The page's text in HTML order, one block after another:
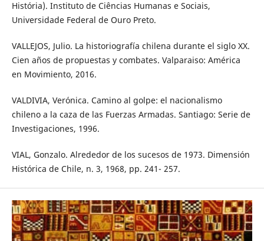
História). Instituto de Ciências Humanas e Sociais,
Universidade Federal de Ouro Preto.
VALLEJOS, Julio. La historiografía chilena durante el siglo XX.
Cien años de propuestas y combates. Valparaiso: América
en Movimiento, 2016.
VALDIVIA, Verónica. Camino al golpe: el nacionalismo
chileno a la caza de las Fuerzas Armadas. Santiago: Serie de
Investigaciones, 1996.
VIAL, Gonzalo. Alrededor de los sucesos de 1973. Dimensión
Histórica de Chile, n. 3, 1968, pp. 241- 257.